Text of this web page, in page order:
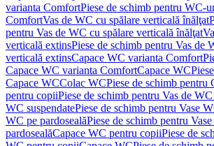
varianta ComfortPiese de schimb pentru WC-
ComfortVas de WC cu spălare verticală înălţat
pentru Vas de WC cu spălare verticală înălţat
verticală extinsPiese de schimb pentru Vas de
verticală extinsCapace WC varianta Comfort
Capace WC varianta ComfortCapace WC
Capace WCColac WCPiese de schimb pentru
pentru copiiPiese de schimb pentru Vas de
WC suspendatePiese de schimb pentru Vase
WC pe pardosealăPiese de schimb pentru
pardosealăCapace WC pentru copiiPiese de